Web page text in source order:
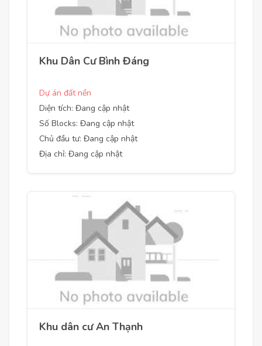
Khu Dân Cư Bình Đáng
Dự án đất nền
Diện tích: Đang cập nhật
Số Blocks: Đang cập nhật
Chủ đầu tư: Đang cập nhật
Địa chỉ: Đang cập nhật
Khu dân cư An Thạnh